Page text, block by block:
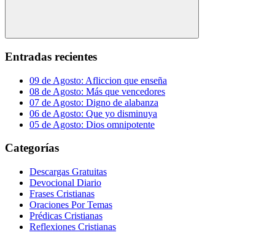
Buscar
Entradas recientes
09 de Agosto: Afliccion que enseña
08 de Agosto: Más que vencedores
07 de Agosto: Digno de alabanza
06 de Agosto: Que yo disminuya
05 de Agosto: Dios omnipotente
Categorías
Descargas Gratuitas
Devocional Diario
Frases Cristianas
Oraciones Por Temas
Prédicas Cristianas
Reflexiones Cristianas